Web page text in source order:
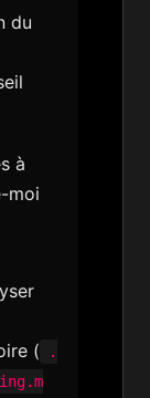
du
à
moi
(
.